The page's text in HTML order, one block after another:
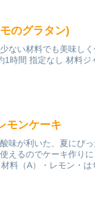
のグラタン)
ない材料でも美味し
1時間 指定なし 材料
モンケーキ
味が利いた、夏にぴ
えるのでケーキ作り
料（A）・レモン・は